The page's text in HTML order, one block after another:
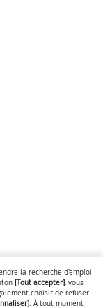
la recherche d'emploi
[Tout accepter], vous
choisir de refuser
. À tout moment